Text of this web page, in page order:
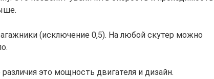
(исключение 0,5). На любой скутер можно
это мощность двигателя и дизайн.